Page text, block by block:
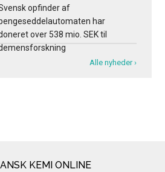
opfinder af
har
over 538 mio. SEK til
Alle nyheder ›
KEMI ONLINE